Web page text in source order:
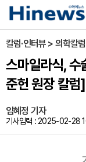
칼럼·인터뷰 > 의학칼럼
스마일라식, 수
준헌 원장 칼럼]
임혜정 기자
기사입력 : 2025-02-28